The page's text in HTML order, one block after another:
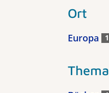
Ort
Europa 1
Thema